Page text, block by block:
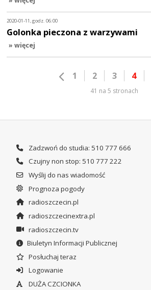
2020-01-11, godz. 06:00
Golonka pieczona z warzywami
» więcej
1 2 3 4
41 na 5 stronach
Zadzwoń do studia: 510 777 666
Czujny non stop: 510 777 222
Wyślij do nas wiadomość
Prognoza pogody
radioszczecin.pl
radioszczecinextra.pl
radioszczecin.tv
Biuletyn Informacji Publicznej
Posłuchaj teraz
Logowanie
DUŻA CZCIONKA